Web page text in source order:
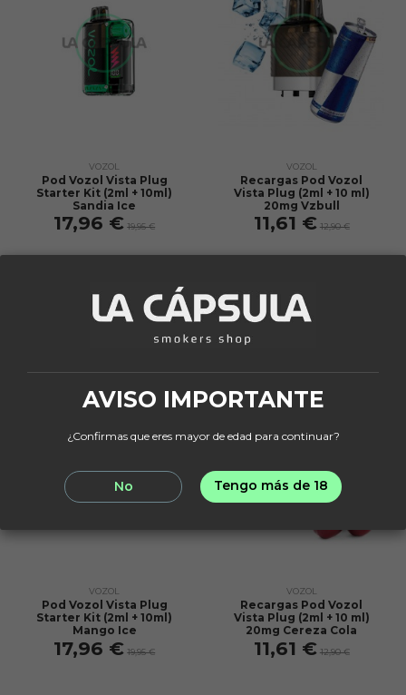
VOZOL
Pod Vozol Vista Plug
Starter Kit (2ml + 10ml)
Sandia Ice
17,96 € 19,95 €
Añadir al
carrito
VOZOL
Recargas Pod Vozol
Vista Plug (2ml + 10 ml)
20mg Vzbull
11,61 € 12,90 €
carrito
¡En oferta!
VOZOL
Pod Vozol Vista Plug
Starter Kit (2ml + 10ml)
Mango Ice
17,96 € 19,95 €
¡En oferta!
VOZOL
Recargas Pod Vozol
Vista Plug (2ml + 10 ml)
20mg Cereza Cola
11,61 € 12,90 €
AVISO IMPORTANTE
¿Confirmas que eres mayor de edad para continuar?
No Tengo más de 18